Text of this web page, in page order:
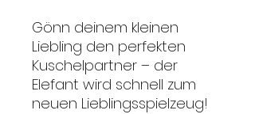
Gönn deinem kleinen
Liebling den perfekten
Kuschelpartner – der
Elefant wird schnell zum
neuen Lieblingsspielzeug!